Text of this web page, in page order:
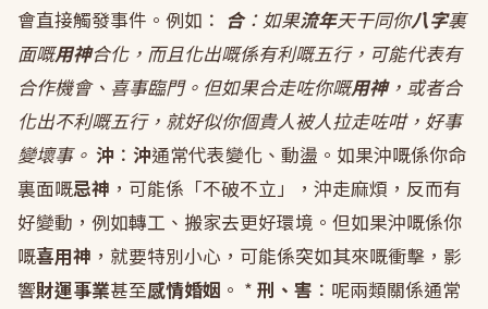
會直接觸發事件。例如： 合：如果流年天干同你八字裏
面嘅用神合化，而且化出嘅係有利嘅五行，可能代表有
合作機會、喜事臨門。但如果合走咗你嘅用神，或者合
化出不利嘅五行，就好似你個貴人被人拉走咗咁，好事
變壞事。 沖 ： 沖通常代表變化、動盪。如果沖嘅係你命
裏面嘅忌神 ，可能係「不破不立」，沖走麻煩，反而有
好變動，例如轉工、搬家去更好環境。但如果沖嘅係你
嘅喜用神 ，就要特別小心，可能係突如其來嘅衝擊，影
響財運事業甚至感情婚姻 。 * 刑、害 ：呢兩類關係通常